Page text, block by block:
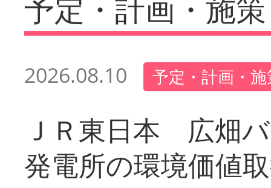
予定・計画・施策
2026.08.10 予定・計画・
ＪＲ東日本 広畑
発電所の環境価値